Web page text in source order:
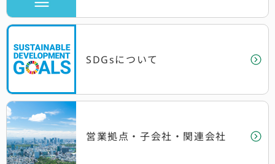
SDGsについて
営業拠点・子会社 ・関連会社